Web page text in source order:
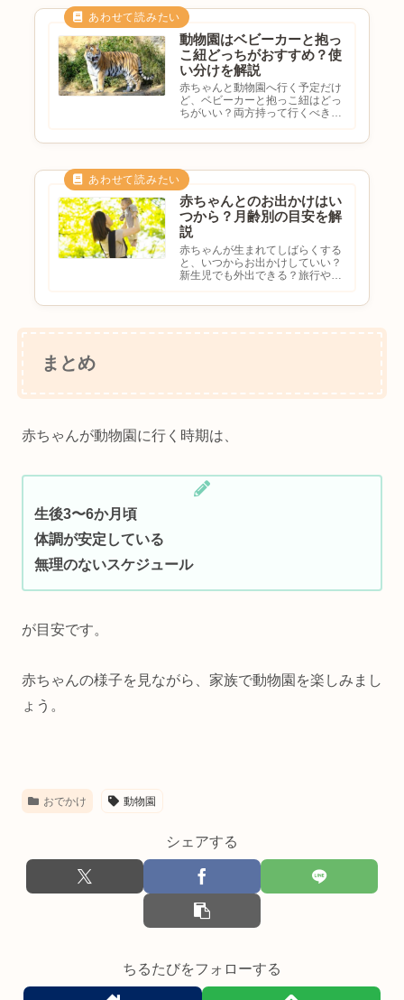
に移動距離が長くなることがあ
り...
動物園はベビーカーと抱っ
こ紐どっちがおすすめ？使
い分けを解説
赤ちゃんと動物園へ行く予定だけ
ど、ベビーカーと抱っこ紐はどっ
ちがいい？両方持って行くべき？
って快適さが大きく変わりま
す。...
赤ちゃんとのお出かけはい
つから？月齢別の目安を解
説
赤ちゃんが生まれてしばらくする
と、いつからお出かけしていい？
新生児でも外出できる？旅行や動
出かけは、成長や体調に合わせて
少しずつ慣れていくことが大切
まとめ
赤ちゃんが動物園に行く時期は、
生後3〜6か月頃
体調が安定している
無理のないスケジュール
が目安です。
赤ちゃんの様子を見ながら、家族で動物園を楽しみまし
ょう。
おでかけ 動物園
シェアする
ちるたびをフォローする